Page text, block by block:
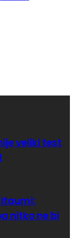
veliki test
nitko ne bi